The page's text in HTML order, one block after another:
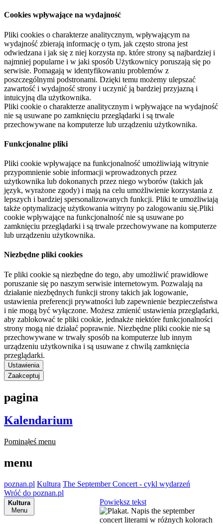
Cookies wpływające na wydajność
Pliki cookies o charakterze analitycznym, wpływającym na
wydajność zbierają informację o tym, jak często strona jest
odwiedzana i jak się z niej korzysta np. które strony są najbardziej i
najmniej popularne i w jaki sposób Użytkownicy poruszają się po
serwisie. Pomagają w identyfikowaniu problemów z
poszczególnymi podstronami. Dzięki temu możemy ulepszać
zawartość i wydajność strony i uczynić ją bardziej przyjazną i
intuicyjną dla użytkownika.
Pliki cookie o charakterze analitycznym i wpływające na wydajność
nie są usuwane po zamknięciu przeglądarki i są trwale
przechowywane na komputerze lub urządzeniu użytkownika.
Funkcjonalne pliki
Pliki cookie wpływające na funkcjonalność umożliwiają witrynie
przypomnienie sobie informacji wprowadzonych przez
użytkownika lub dokonanych przez niego wyborów (takich jak
język, wyrażone zgody) i mają na celu umożliwienie korzystania z
lepszych i bardziej spersonalizowanych funkcji. Pliki te umożliwiają
także optymalizację użytkowania witryny po zalogowaniu się.Pliki
cookie wpływające na funkcjonalność nie są usuwane po
zamknięciu przeglądarki i są trwale przechowywane na komputerze
lub urządzeniu użytkownika.
Niezbędne pliki cookies
Te pliki cookie są niezbędne do tego, aby umożliwić prawidłowe
poruszanie się po naszym serwisie internetowym. Pozwalają na
działanie niezbędnych funkcji strony takich jak logowanie,
ustawienia preferencji prywatności lub zapewnienie bezpieczeństwa
i nie mogą być wyłączone. Możesz zmienić ustawienia przeglądarki,
aby zablokować te pliki cookie, jednakże niektóre funkcjonalności
strony mogą nie działać poprawnie. Niezbędne pliki cookie nie są
przechowywane w trwały sposób na komputerze lub innym
urządzeniu użytkownika i są usuwane z chwilą zamknięcia
przeglądarki.
Ustawienia
Zaakceptuj
pagina
Kalendarium
Pominąłeś menu
menu
poznan.pl Kultura The September Concert - cykl wydarzeń
Wróć do poznan.pl
Kultura
Menu
Powiększ tekst